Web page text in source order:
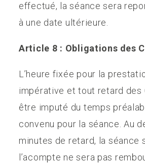
effectué, la séance sera
à une date ultérieure.
Article 8 : Obligations des
L’heure fixée pour la
impérative et tout retard des
être imputé du temps
convenu pour la séance. Au
minutes de retard, la séance
l’acompte ne sera pas